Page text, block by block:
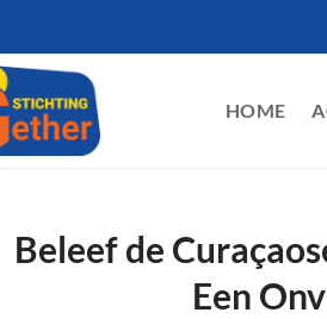
HOME
Beleef de
Een